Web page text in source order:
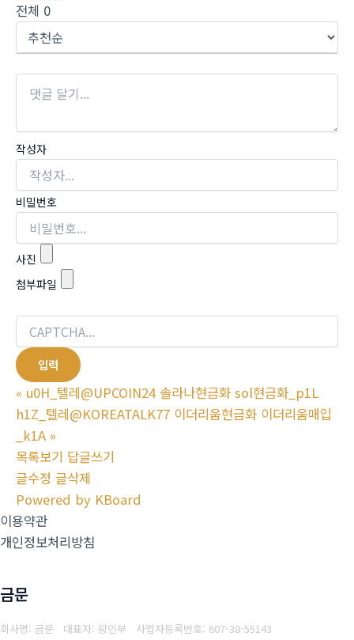
전체 0
작성자
비밀번호
사진
첨부파일
« u0H_텔레@UPCOIN24 솔라나현금화 sol현금화_p1L
h1Z_텔레@KOREATALK77 이더리움현금화 이더리움매입
_k1A »
목록보기 답글쓰기
글수정 글삭제
Powered by KBoard
이용약관
개인정보처리방침
금문
회사명: 금문 대표자: 왕인부 사업자등록번호: 607-38-55143